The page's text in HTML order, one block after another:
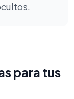
para tus